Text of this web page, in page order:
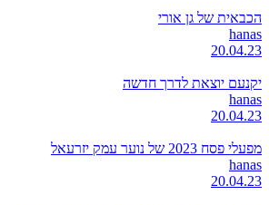
הכבאית של גן אורי
hanas
20.04.23
יקנעם יוצאת לדרך חדשה
hanas
20.04.23
מפעלי פסח 2023 של נוער עמק יזרעאל
hanas
20.04.23